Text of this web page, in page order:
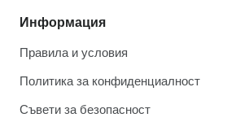
Информация
Правила и условия
Политика за конфиденциалност
Съвети за безопасност